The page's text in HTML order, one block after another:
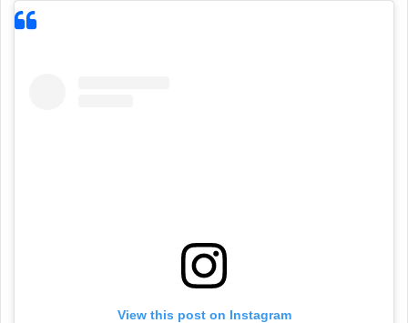
View this post on Instagram